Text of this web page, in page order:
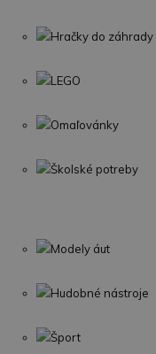
Hračky do záhrady
LEGO
Omaľovánky
Školské potreby
Modely áut
Hudobné nástroje
Šport